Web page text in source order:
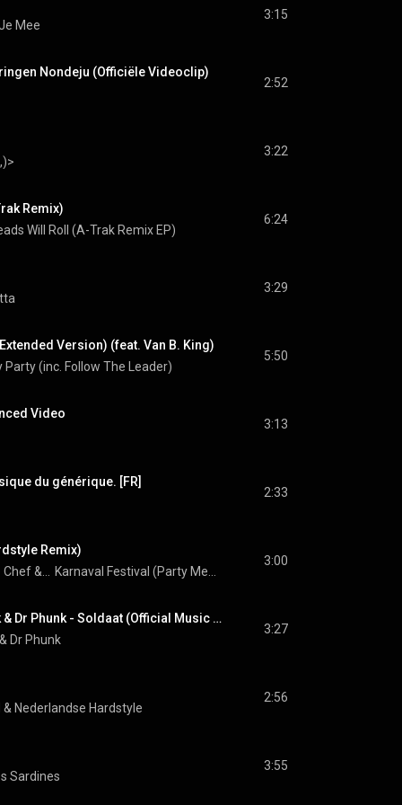
Mee
3:15
Nondeju (Officiële Videoclip)
2:52
3:22
Remix)
Will Roll (A-Trak Remix EP)
6:24
3:29
Version) (feat. Van B. King)
Party (inc. Follow The Leader)
5:50
Video
3:13
du générique. [FR]
2:33
Remix)
3:00
Jebroer, Paul Elstak & Dr Phunk - Soldaat (Official Music Video)
Dr Phunk
3:27
& Nederlandse Hardstyle
2:56
Sardines
3:55